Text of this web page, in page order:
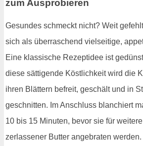
zum Ausprobieren
Gesundes schmeckt nicht? Weit
sich als überraschend vielseitige,
Eine klassische Rezeptidee ist
diese sättigende Köstlichkeit wird die
ihren Blättern befreit, geschält und in
geschnitten. Im Anschluss blanchiert
10 bis 15 Minuten, bevor sie für
zerlassener Butter angebraten werden.